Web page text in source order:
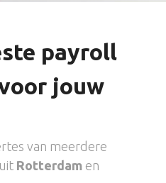
payroll
jouw
van meerdere
Rotterdam en